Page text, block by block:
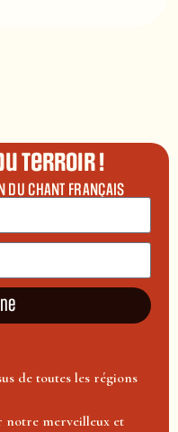
terroir !
DU CHANT FRANÇAIS
de toutes les régions
notre merveilleux et